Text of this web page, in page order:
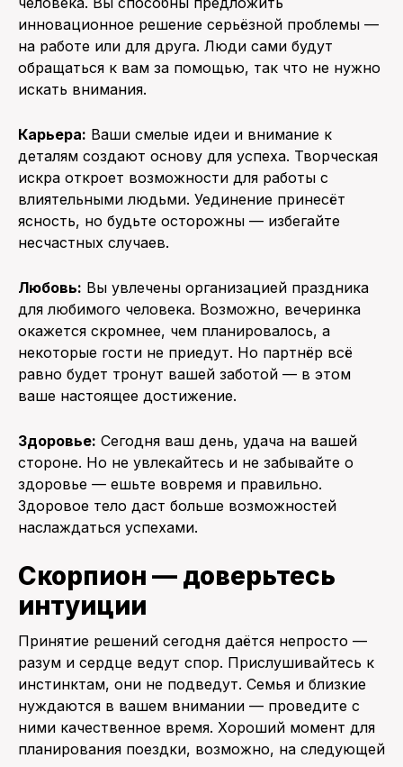
инновационное решение серьёзной проблемы —
на работе или для друга. Люди сами будут
обращаться к вам за помощью, так что не нужно
искать внимания.
Карьера: Ваши смелые идеи и внимание к
деталям создают основу для успеха. Творческая
искра откроет возможности для работы с
влиятельными людьми. Уединение принесёт
ясность, но будьте осторожны — избегайте
несчастных случаев.
Любовь: Вы увлечены организацией праздника
для любимого человека. Возможно, вечеринка
окажется скромнее, чем планировалось, а
некоторые гости не приедут. Но партнёр всё
равно будет тронут вашей заботой — в этом
ваше настоящее достижение.
Здоровье: Сегодня ваш день, удача на вашей
стороне. Но не увлекайтесь и не забывайте о
здоровье — ешьте вовремя и правильно.
Здоровое тело даст больше возможностей
наслаждаться успехами.
Скорпион — доверьтесь
интуиции
Принятие решений сегодня даётся непросто —
разум и сердце ведут спор. Прислушивайтесь к
инстинктам, они не подведут. Семья и близкие
нуждаются в вашем внимании — проведите с
ними качественное время. Хороший момент для
планирования поездки, возможно, на следующей